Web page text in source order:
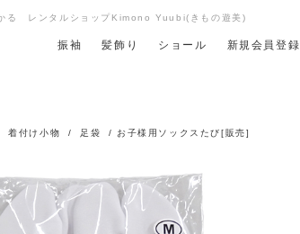
る レンタルショップKimono Yuubi(きもの遊美)
振袖 髪飾り ショール 新規会員登録
着付け小物 / 足袋 / お子様用ソックスたび[販売]